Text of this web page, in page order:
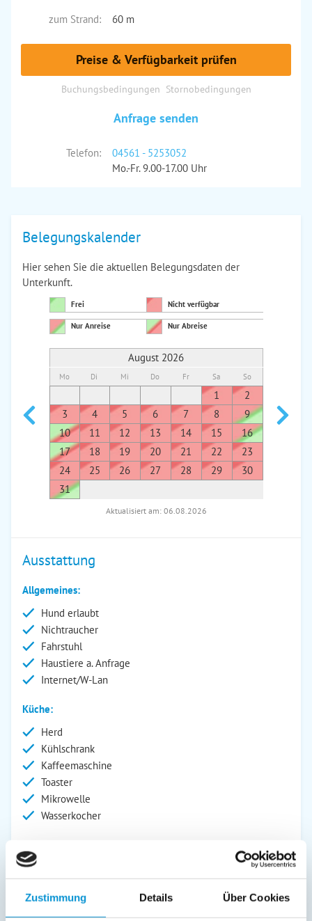
Zustimmung Details Über Cookies
zum Strand:
60 m
Preise & Verfügbarkeit prüfen
Buchungsbedingungen Stornobedingungen
Anfrage senden
Telefon:
04561 - 5253052
Mo.-Fr. 9.00-17.00 Uhr
Belegungskalender
Hier sehen Sie die aktuellen Belegungsdaten der
Unterkunft.
Frei Nicht verfügbar
Nur Anreise Nur Abreise
August 2026
Mo Di Mi Do Fr Sa So
1
2
3
4 5 6 7 8
9
10
11 12 13 14 15
16
17
18 19 20 21 22
23
24
25 26 27 28 29
30
31
7
Aktualisiert am: 06.08.2026
Ausstattung
Allgemeines:
Hund erlaubt
Nichtraucher
Fahrstuhl
Haustiere a. Anfrage
Internet/W-Lan
Küche:
Herd
Kühlschrank
Kaffeemaschine
Toaster
Mikrowelle
Wasserkocher
Außenanlage: